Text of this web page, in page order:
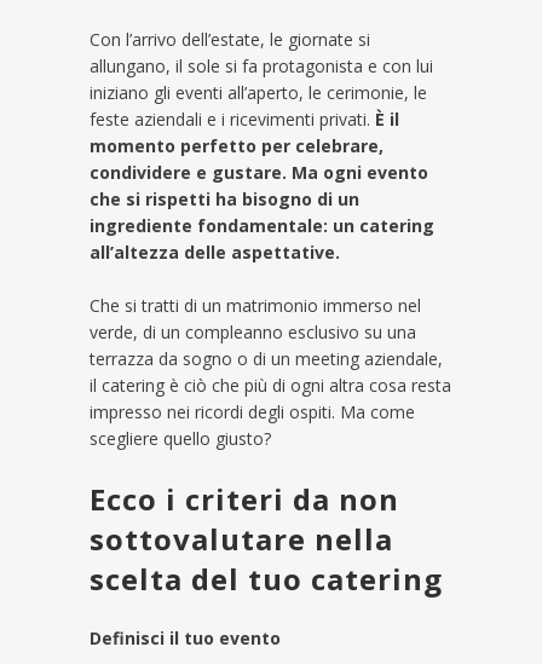
Con l’arrivo dell’estate, le giornate si
allungano, il sole si fa protagonista e con lui
iniziano gli eventi all’aperto, le cerimonie, le
feste aziendali e i ricevimenti privati. È il
momento perfetto per celebrare,
condividere e gustare. Ma ogni evento
che si rispetti ha bisogno di un
ingrediente fondamentale: un catering
all’altezza delle aspettative.
Che si tratti di un matrimonio immerso nel
verde, di un compleanno esclusivo su una
terrazza da sogno o di un meeting aziendale,
il catering è ciò che più di ogni altra cosa resta
impresso nei ricordi degli ospiti. Ma come
scegliere quello giusto?
Ecco i criteri da non
sottovalutare nella
scelta del tuo catering
Definisci il tuo evento